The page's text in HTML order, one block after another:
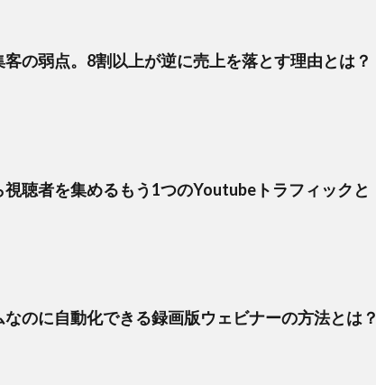
客の弱点。8割以上が逆に売上を落とす理由とは？
聴者を集めるもう1つのYoutubeトラフィックと
なのに自動化できる録画版ウェビナーの方法とは？